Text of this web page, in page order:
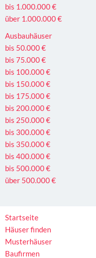
bis 1.000.000 €
über 1.000.000 €
Ausbauhäuser
bis 50.000 €
bis 75.000 €
bis 100.000 €
bis 150.000 €
bis 175.000 €
bis 200.000 €
bis 250.000 €
bis 300.000 €
bis 350.000 €
bis 400.000 €
bis 500.000 €
über 500.000 €
Startseite
Häuser finden
Musterhäuser
Baufirmen